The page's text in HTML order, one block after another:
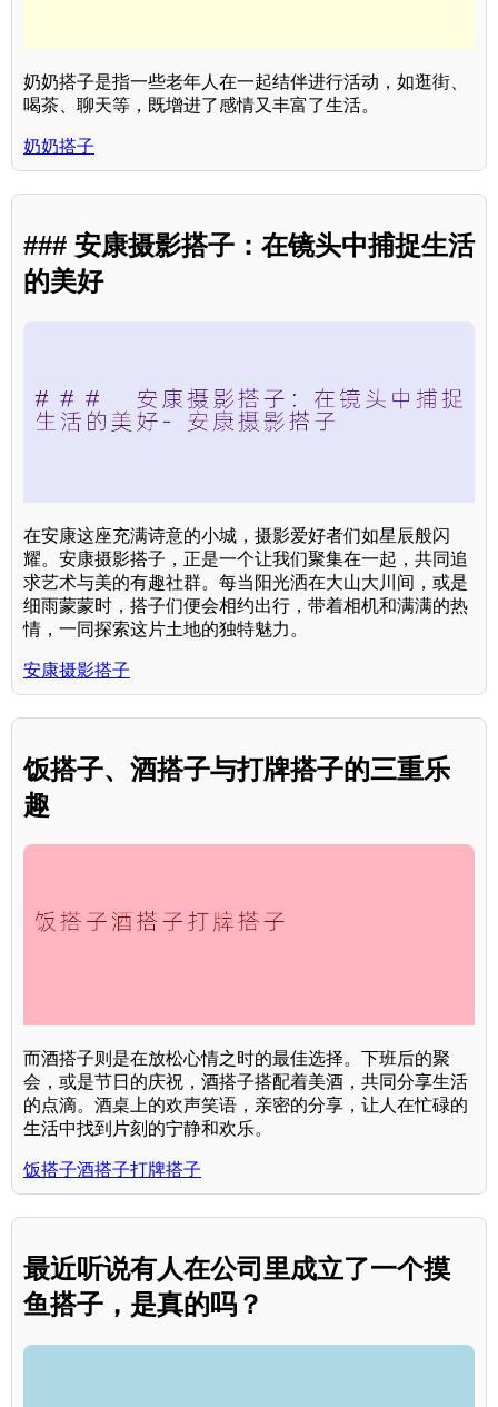
奶奶搭子是指一些老年人在一起结伴进行活动，如逛街、
喝茶、聊天等，既增进了感情又丰富了生活。
奶奶搭子
### 安康摄影搭子：在镜头中捕捉生活
的美好
在安康这座充满诗意的小城，摄影爱好者们如星辰般闪
耀。安康摄影搭子，正是一个让我们聚集在一起，共同追
求艺术与美的有趣社群。每当阳光洒在大山大川间，或是
细雨蒙蒙时，搭子们便会相约出行，带着相机和满满的热
情，一同探索这片土地的独特魅力。
安康摄影搭子
饭搭子、酒搭子与打牌搭子的三重乐
趣
而酒搭子则是在放松心情之时的最佳选择。下班后的聚
会，或是节日的庆祝，酒搭子搭配着美酒，共同分享生活
的点滴。酒桌上的欢声笑语，亲密的分享，让人在忙碌的
生活中找到片刻的宁静和欢乐。
饭搭子酒搭子打牌搭子
最近听说有人在公司里成立了一个摸
鱼搭子，是真的吗？